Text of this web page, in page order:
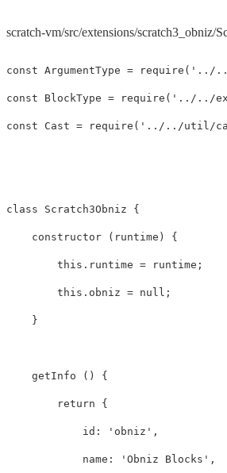
scratch-vm/src/extensions/scratch3_obniz/
const ArgumentType = require ( ' ../../
const BlockType = require ( ' ../../
const Cast = require ( ' ../../util/
class Scratch3Obniz {
constructor ( runtime ) {
this . runtime = runtime ;
this . obniz = null ;
}
getInfo () {
return {
id : ' obniz ' ,
name : ' Obniz Blocks ' ,